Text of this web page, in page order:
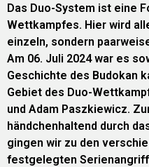
Das Duo-System ist eine
Wettkampfes. Hier wird
einzeln, sondern
Am 06. Juli 2024 war es
Geschichte des Budokan
Gebiet des Duo-
und Adam Paszkiewicz.
händchenhaltend durch
gingen wir zu den
festgelegten